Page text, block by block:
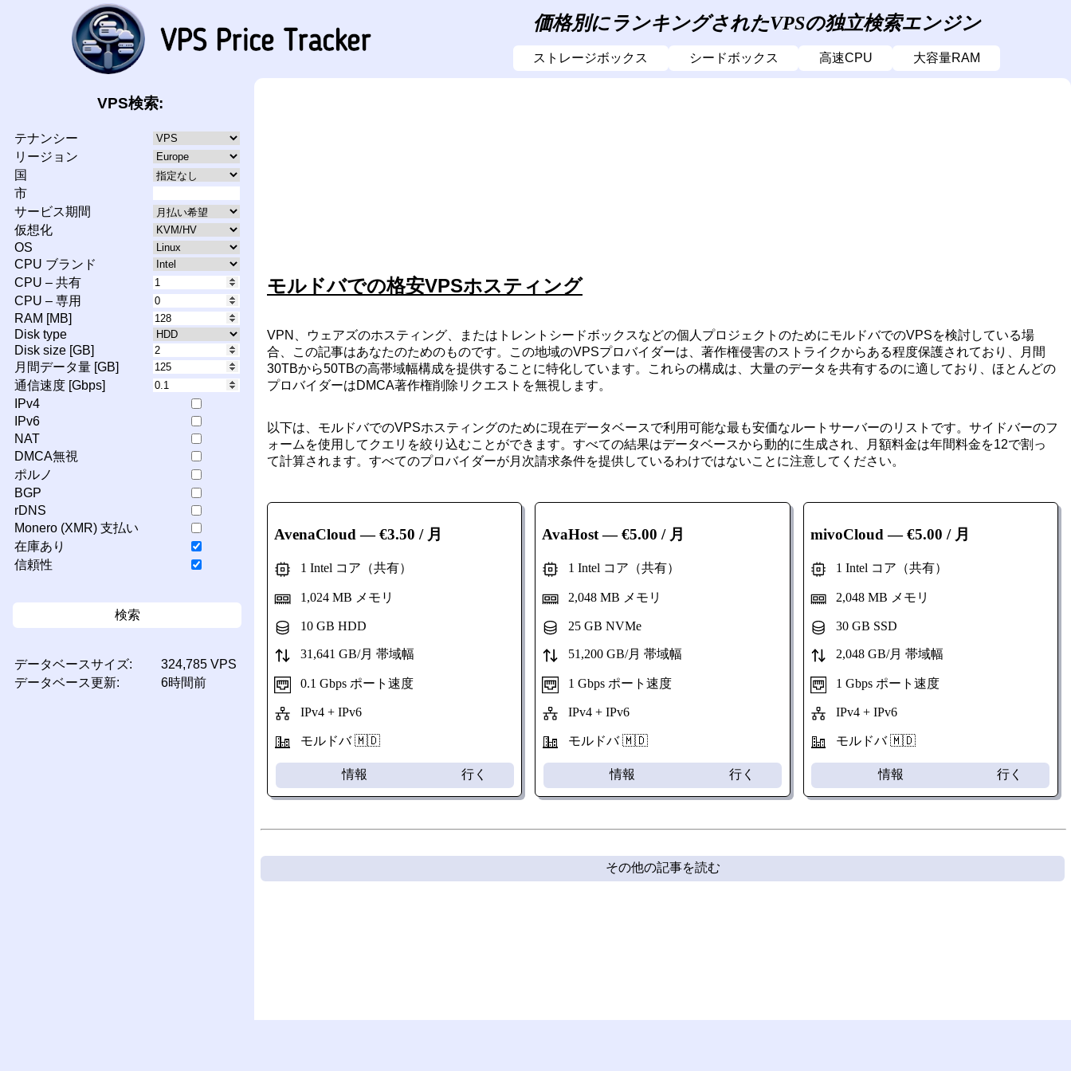
価格別にランキングされたVPSの独立検索エンジン
ストレージボックス シードボックス 高速CPU 大容量RAM
VPS検索:
テナンシー
リージョン
国
市
サービス期間
仮想化
OS
CPU ブランド
CPU – 共有
CPU – 専用
RAM [MB]
Disk type
Disk size [GB]
月間データ量 [GB]
通信速度 [Gbps]
IPv4
IPv6
NAT
DMCA無視
ポルノ
BGP
rDNS
Monero (XMR) 支払い
在庫あり
信頼性
検索
データベースサイズ:
324,785 VPS
データベース更新:
6時間前
モルドバでの格安VPSホスティング
VPN、ウェアズのホスティング、またはトレントシードボックスなどの個人プロジェクトのためにモルドバでのVPSを検討している場
合、この記事はあなたのためのものです。この地域のVPSプロバイダーは、著作権侵害のストライクからある程度保護されており、月間
30TBから50TBの高帯域幅構成を提供することに特化しています。これらの構成は、大量のデータを共有するのに適しており、ほとんどの
プロバイダーはDMCA著作権削除リクエストを無視します。
以下は、モルドバでのVPSホスティングのために現在データベースで利用可能な最も安価なルートサーバーのリストです。サイドバーのフ
ォームを使用してクエリを絞り込むことができます。すべての結果はデータベースから動的に生成され、月額料金は年間料金を12で割っ
て計算されます。すべてのプロバイダーが月次請求条件を提供しているわけではないことに注意してください。
AvenaCloud — €3.50 / 月
1 Intel コア（共有）
1,024 MB メモリ
10 GB HDD
31,641 GB/月 帯域幅
0.1 Gbps ポート速度
IPv4 + IPv6
モルドバ 🇲🇩
情報 行く
AvaHost— €5.00 / 月
1 Intel コア（共有）
2,048 MB メモリ
25 GB NVMe
51,200 GB/月 帯域幅
1 Gbps ポート速度
IPv4 + IPv6
モルドバ 🇲🇩
情報 行く
mivoCloud — €5.00 / 月
1 Intel コア（共有）
2,048 MB メモリ
30 GB SSD
2,048 GB/月 帯域幅
1 Gbps ポート速度
IPv4 + IPv6
モルドバ 🇲🇩
情報 行く
その他の記事を読む